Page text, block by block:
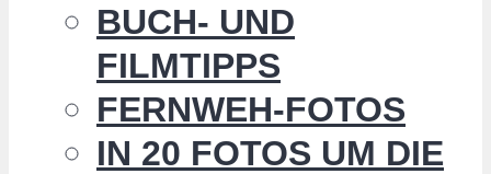
BUCH- UND
FILMTIPPS
FERNWEH-FOTOS
IN 20 FOTOS UM DIE